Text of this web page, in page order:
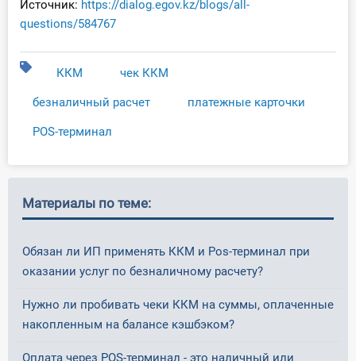
Источник: https://dialog.egov.kz/blogs/all-
questions/584767
ККМ чек ККМ
безналичный расчет платежные карточки
POS-терминал
Материалы по теме:
Обязан ли ИП применять ККМ и Pos-терминал при
оказании услуг по безналичному расчету?
Нужно ли пробивать чеки ККМ на суммы, оплаченные
накопленным на балансе кэшбэком?
Оплата через POS-терминал - это наличный или